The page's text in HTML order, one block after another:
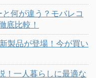
何が違う？モバレコ
底比較！
製品が登場！今が買い
！一人暮らしに最適な